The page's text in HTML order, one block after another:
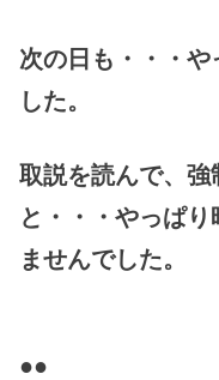
次の日も・・・
した。
取説を読んで、強
と・・・やっぱ
ませんでした。
●●